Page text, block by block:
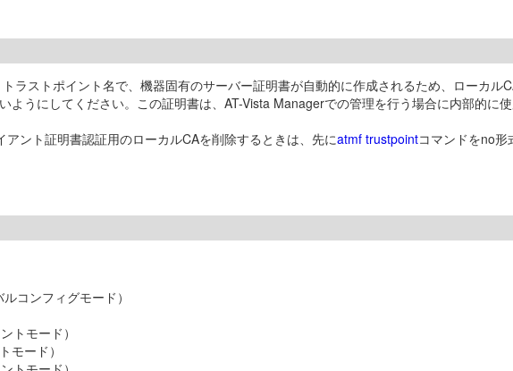
ラストポイント名で、機器固有のサーバー証明書が自動的に作成されるため、ローカ
うにしてください。この証明書は、AT-Vista Managerでの管理を行う場合に内部的に使
アント証明書認証用のローカルCAを削除するときは、先にatmf trustpointコマンドをno
ルコンフィグモード）
トモード）
モード）